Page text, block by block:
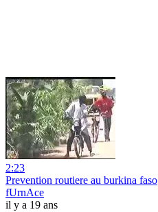
2:23
Prevention routiere au burkina faso
fUrnAce
il y a 19 ans